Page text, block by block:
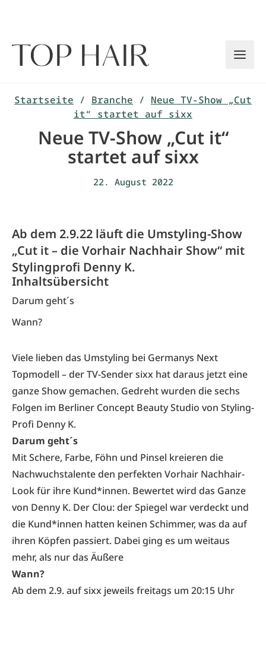
Startseite / Branche / Neue TV-Show „Cut
it“ startet auf sixx
Neue TV-Show „Cut it“
startet auf sixx
22. August 2022
Ab dem 2.9.22 läuft die Umstyling-Show
„Cut it – die Vorhair Nachhair Show“ mit
Stylingprofi Denny K.
Inhaltsübersicht
Darum geht´s
Wann?
Viele lieben das Umstyling bei Germanys Next
Topmodell – der TV-Sender sixx hat daraus jetzt eine
ganze Show gemachen. Gedreht wurden die sechs
Folgen im Berliner Concept Beauty Studio von Styling-
Profi Denny K.
Darum geht´s
Mit Schere, Farbe, Föhn und Pinsel kreieren die
Nachwuchstalente den perfekten Vorhair Nachhair-
Look für ihre Kund*innen. Bewertet wird das Ganze
von Denny K. Der Clou: der Spiegel war verdeckt und
die Kund*innen hatten keinen Schimmer, was da auf
ihren Köpfen passiert. Dabei ging es um weitaus
mehr, als nur das Äußere
Wann?
Ab dem 2.9. auf sixx jeweils freitags um 20:15 Uhr